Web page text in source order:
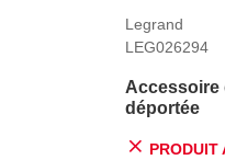
Legrand
LEG026294
Accessoire
déportée
PRODUIT